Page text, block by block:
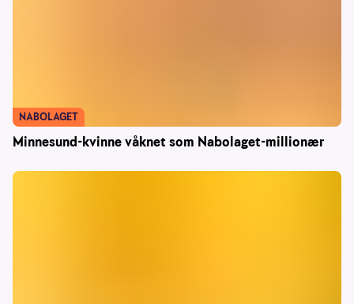
Minnesund-kvinne våknet som Nabolaget-millionær
NABOLAGET